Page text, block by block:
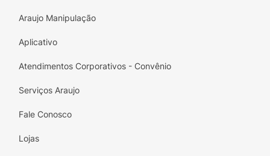
Araujo Manipulação
Aplicativo
Atendimentos Corporativos - Convênio
Serviços Araujo
Fale Conosco
Lojas